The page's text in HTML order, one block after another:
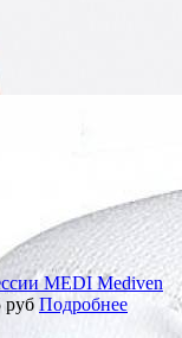
MEDI Mediven
руб Подробнее